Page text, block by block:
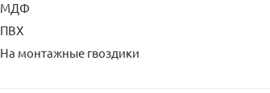
МДФ
ПВХ
На монтажные гвоздики